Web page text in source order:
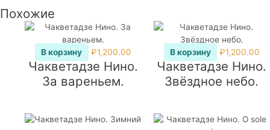
Похожие
В корзину ₽1,200.00
Чакветадзе Нино.
За вареньем.
В корзину ₽1,200.00
Чакветадзе Нино.
Звёздное небо.